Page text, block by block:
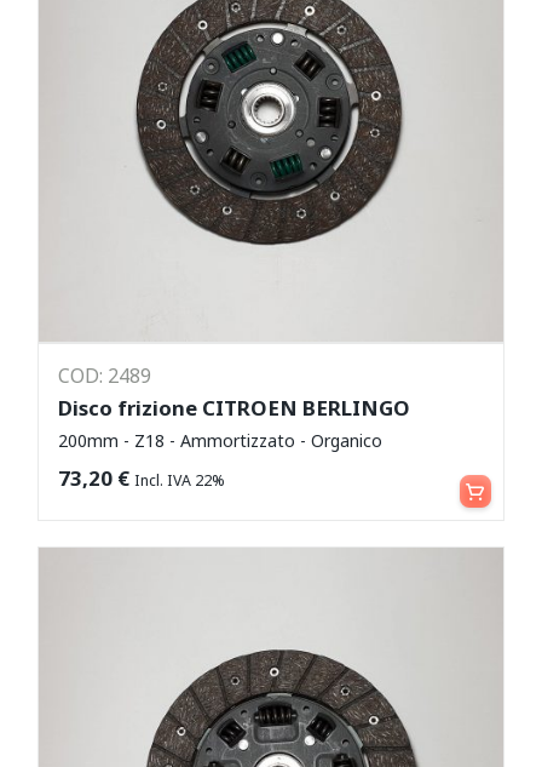
COD: 2489
Disco frizione CITROEN BERLINGO
200mm - Z18 - Ammortizzato - Organico
73,20 € Incl. IVA 22% Aggiungi al carrello